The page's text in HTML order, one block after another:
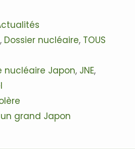
, Dossier nucléaire, TOUS
nucléaire Japon, JNE,
grand Japon